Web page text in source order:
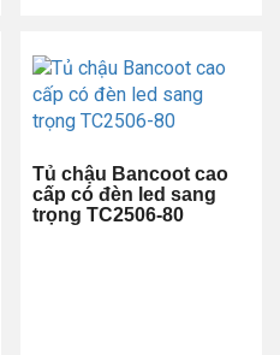
Tủ chậu Bancoot cao
cấp có đèn led sang
trọng TC2506-80